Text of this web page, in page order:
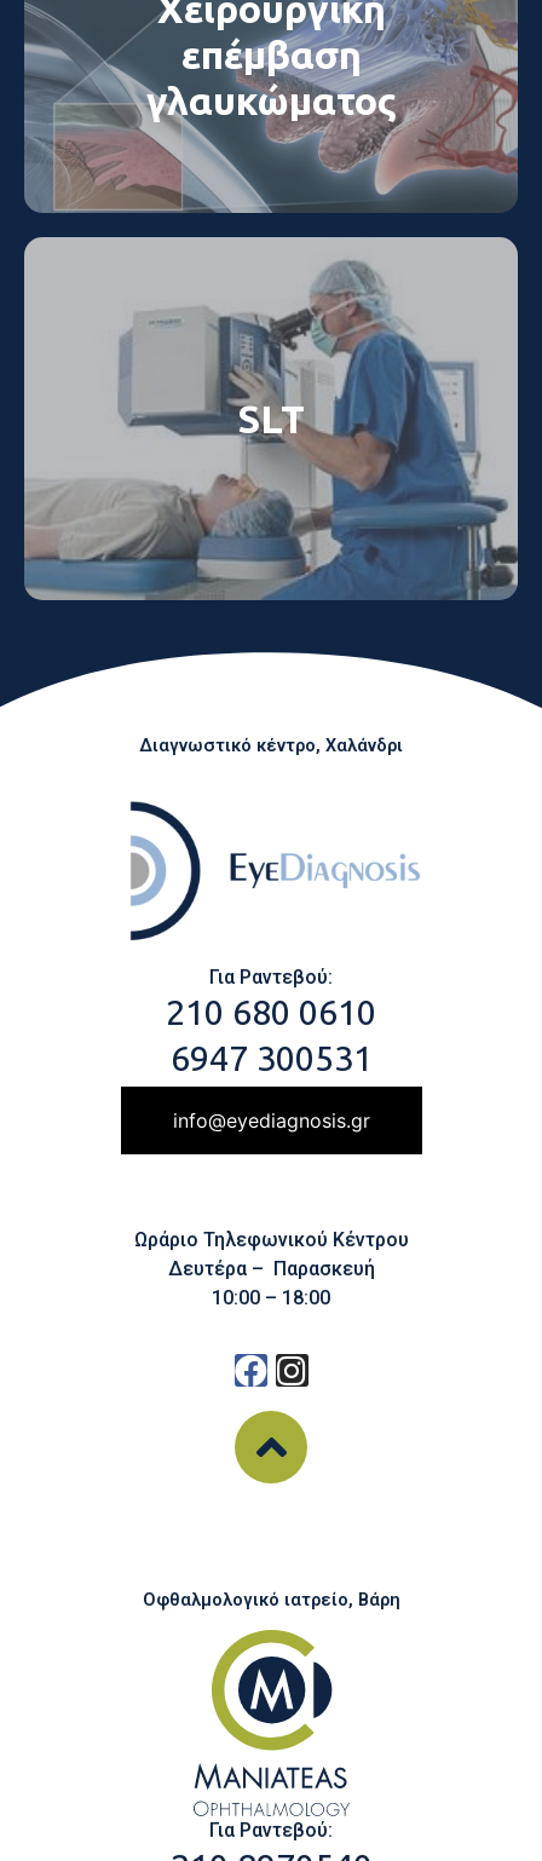
Χειρουργική
επέμβαση
γλαυκώματος
SLT
Διαγνωστικό κέντρο, Χαλάνδρι
Για Ραντεβού:
210 680 0610
6947 300531
info@eyediagnosis.gr
Ωράριο Τηλεφωνικού Κέντρου
Δευτέρα – Παρασκευή
10:00 – 18:00
Οφθαλμολογικό ιατρείο, Βάρη
Για Ραντεβού: